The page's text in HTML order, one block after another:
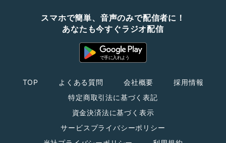
スマホで簡単、音声のみで配信者に！
あなたも今すぐラジオ配信
TOP よくある質問 会社概要
採用情報
特定商取引法に基づく表記
資金決済法に基づく表示
サービスプライバシーポリシー